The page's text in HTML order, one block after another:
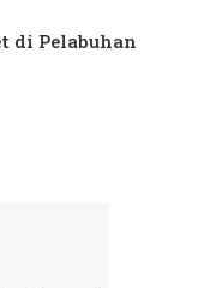
di Pelabuhan